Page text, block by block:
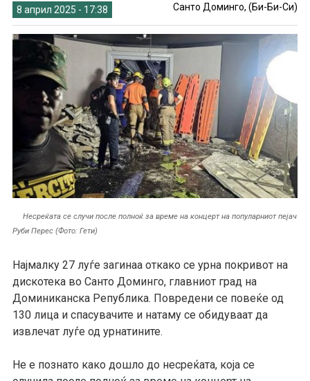
8 април 2025 - 17:38 Санто Доминго, (Би-Би-Си)
Несреќата се случи после полноќ за време на концерт на популарниот пејач
Руби Перес (Фото: Гети)
Најмалку 27 луѓе загинаа откако се урна покривот на
дискотека во Санто Доминго, главниот град на
Доминиканска Република. Повредени се повеќе од
130 лица и спасувачите и натаму се обидуваат да
извлечат луѓе од урнатините.
Не е познато како дошло до несреќата, која се